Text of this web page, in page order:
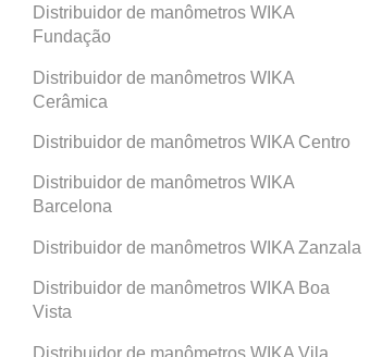
Distribuidor de manômetros WIKA
Fundação
Distribuidor de manômetros WIKA
Cerâmica
Distribuidor de manômetros WIKA Centro
Distribuidor de manômetros WIKA
Barcelona
Distribuidor de manômetros WIKA Zanzala
Distribuidor de manômetros WIKA Boa
Vista
Distribuidor de manômetros WIKA Vila